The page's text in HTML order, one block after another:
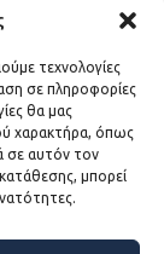
τεχνολογίες
σε πληροφορίες
θα μας
χαρακτήρα, όπως
σε αυτόν τον
μπορεί